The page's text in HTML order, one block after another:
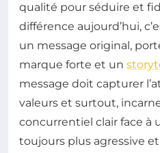
qualité pour séduire et
différence aujourd’hui,
un message original,
marque forte et un
message doit capturer
valeurs et surtout,
concurrentiel clair face à
toujours plus agressive